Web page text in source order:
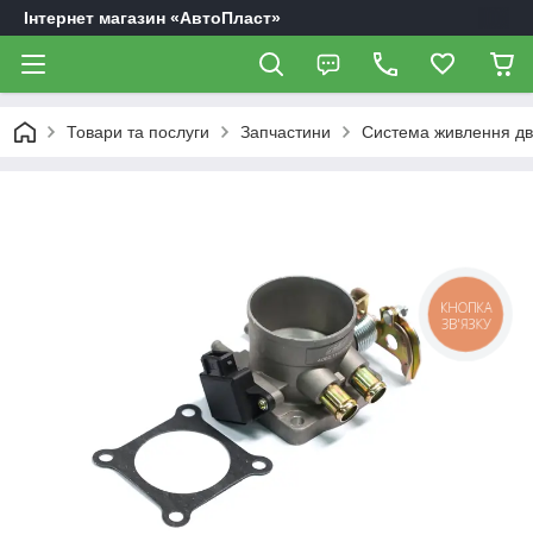
Інтернет магазин «АвтоПласт»
Товари та послуги Запчастини Система живлення
КНОПКА
ЗВ'ЯЗКУ